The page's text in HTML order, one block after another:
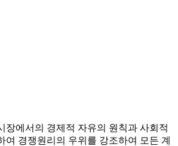
장에서의 경제적 자유의 원칙과 사회적
여 경쟁원리의 우위를 강조하여 모든 계